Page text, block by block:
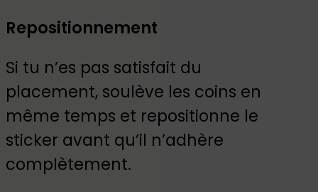
Repositionnement
Si tu n’es pas satisfait du
placement, soulève les coins en
même temps et repositionne le
sticker avant qu’il n’adhère
complètement.